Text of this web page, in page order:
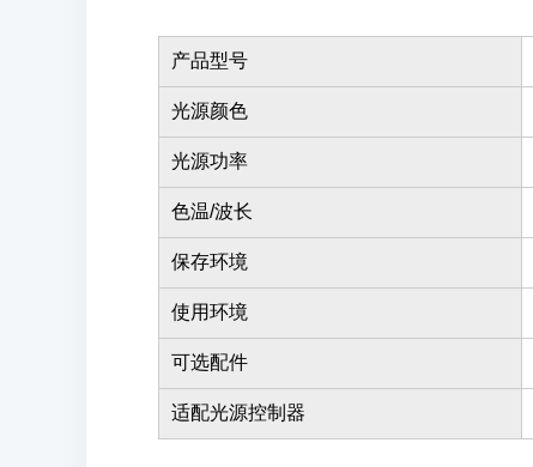
产品型号
光源颜色
光源功率
色温/波长
保存环境
使用环境
可选配件
适配光源控制器